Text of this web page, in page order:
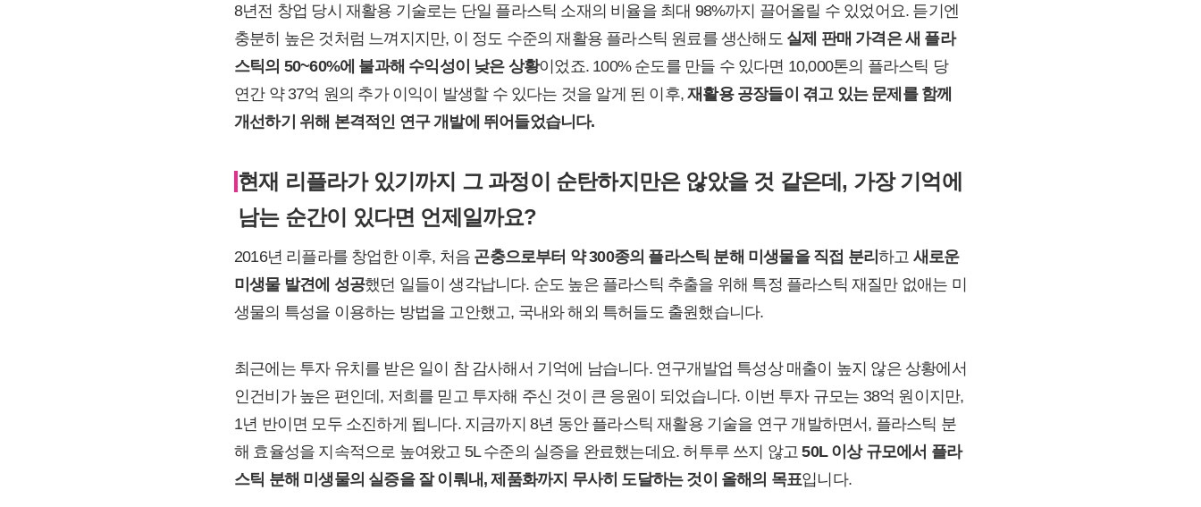
8년전 창업 당시 재활용 기술로는 단일 플라스틱 소재의 비율을 최대 98%까지 끌어올릴 수 있었어요. 듣기엔
충분히 높은 것처럼 느껴지지만, 이 정도 수준의 재활용 플라스틱 원료를 생산해도 실제 판매 가격은 새 플라
스틱의 50~60%에 불과해 수익성이 낮은 상황이었죠. 100% 순도를 만들 수 있다면 10,000톤의 플라스틱 당
연간 약 37억 원의 추가 이익이 발생할 수 있다는 것을 알게 된 이후,재활용 공장들이 겪고 있는 문제를 함께
개선하기 위해 본격적인 연구 개발에 뛰어들었습니다.
현재 리플라가 있기까지 그 과정이 순탄하지만은 않았을 것 같은데, 가장 기억에
남는 순간이 있다면 언제일까요?
2016년 리플라를 창업한 이후, 처음 곤충으로부터 약 300종의 플라스틱 분해 미생물을 직접 분리하고 새로운
미생물 발견에 성공했던 일들이 생각납니다. 순도 높은 플라스틱 추출을 위해 특정 플라스틱 재질만 없애는 미
생물의 특성을 이용하는 방법을 고안했고, 국내와 해외 특허들도 출원했습니다.
최근에는 투자 유치를 받은 일이 참 감사해서 기억에 남습니다. 연구개발업 특성상 매출이 높지 않은 상황에서
인건비가 높은 편인데, 저희를 믿고 투자해 주신 것이 큰 응원이 되었습니다. 이번 투자 규모는 38억 원이지만,
1년 반이면 모두 소진하게 됩니다. 지금까지 8년 동안 플라스틱 재활용 기술을 연구 개발하면서, 플라스틱 분
해 효율성을 지속적으로 높여왔고 5L 수준의 실증을 완료했는데요. 허투루 쓰지 않고50L 이상 규모에서 플라
스틱 분해 미생물의 실증을 잘 이뤄내, 제품화까지 무사히 도달하는 것이 올해의 목표입니다.